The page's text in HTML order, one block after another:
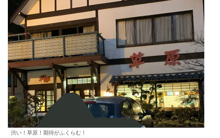
渋い！草原！期待がふくらむ！